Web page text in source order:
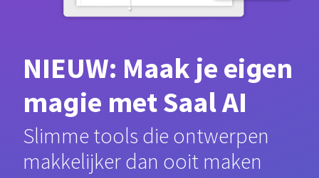
NIEUW: Maak je eigen
magie met Saal AI
Slimme tools die ontwerpen
makkelijker dan ooit maken